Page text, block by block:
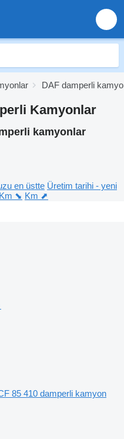
DAF damperli
Kamyonlar
kamyonlar
en üstte Üretim tarihi - yeni
Km ⬊ Km ⬈
85 410 damperli kamyon